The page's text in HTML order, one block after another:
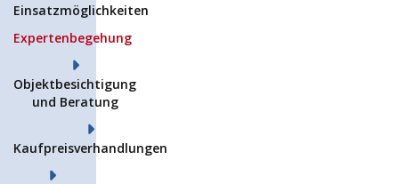
Einsatzmöglichkeiten
Expertenbegehung
Objektbesichtigung
und Beratung
Kaufpreisverhandlungen